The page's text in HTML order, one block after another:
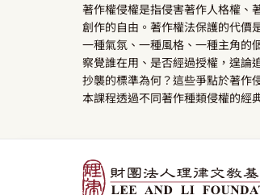
著作權侵權是指侵害著作人格權、
創作的自由。著作權法保護的代價
一種氣氛、一種風格、一種主角的
察覺誰在用、是否經過授權，遑論
抄襲的標準為何？這些爭點於著作
本課程透過不同著作種類侵權的經